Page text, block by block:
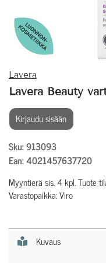
Lavera
Lavera Beauty
Kirjaudu sisään
Sku: 913093
Ean: 4021457637720
Myyntierä sis. 4 kpl. Tuote
Varastopaikka: Viro
Kuvaus